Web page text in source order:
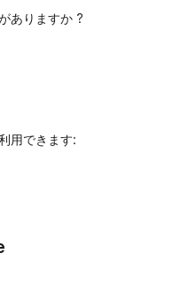
ありますか ?
用できます: